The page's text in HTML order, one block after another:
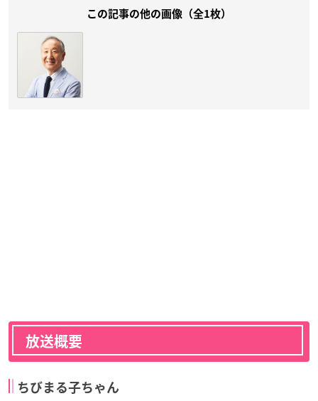
この記事の他の画像（全1枚）
放送概要
ちびまる子ちゃん